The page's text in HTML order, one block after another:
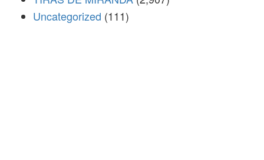
Uncategorized (111)